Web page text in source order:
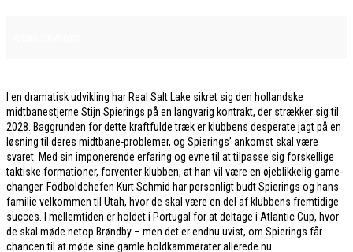
I en dramatisk udvikling har Real Salt Lake sikret sig den hollandske
midtbanestjerne Stijn Spierings på en langvarig kontrakt, der strækker sig til
2028. Baggrunden for dette kraftfulde træk er klubbens desperate jagt på en
løsning til deres midtbane-problemer, og Spierings’ ankomst skal være
svaret. Med sin imponerende erfaring og evne til at tilpasse sig forskellige
taktiske formationer, forventer klubben, at han vil være en øjeblikkelig game-
changer. Fodboldchefen Kurt Schmid har personligt budt Spierings og hans
familie velkommen til Utah, hvor de skal være en del af klubbens fremtidige
succes. I mellemtiden er holdet i Portugal for at deltage i Atlantic Cup, hvor
de skal møde netop Brøndby – men det er endnu uvist, om Spierings får
chancen til at møde sine gamle holdkammerater allerede nu.